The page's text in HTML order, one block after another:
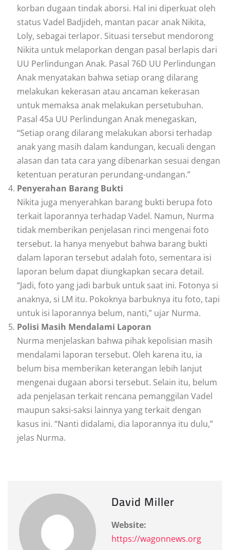
korban dugaan tindak aborsi. Hal ini diperkuat oleh
status Vadel Badjideh, mantan pacar anak Nikita,
Loly, sebagai terlapor. Situasi tersebut mendorong
Nikita untuk melaporkan dengan pasal berlapis dari
UU Perlindungan Anak. Pasal 76D UU Perlindungan
Anak menyatakan bahwa setiap orang dilarang
melakukan kekerasan atau ancaman kekerasan
untuk memaksa anak melakukan persetubuhan.
Pasal 45a UU Perlindungan Anak menegaskan,
“Setiap orang dilarang melakukan aborsi terhadap
anak yang masih dalam kandungan, kecuali dengan
alasan dan tata cara yang dibenarkan sesuai dengan
ketentuan peraturan perundang-undangan.”
Penyerahan Barang Bukti
Nikita juga menyerahkan barang bukti berupa foto
terkait laporannya terhadap Vadel. Namun, Nurma
tidak memberikan penjelasan rinci mengenai foto
tersebut. Ia hanya menyebut bahwa barang bukti
dalam laporan tersebut adalah foto, sementara isi
laporan belum dapat diungkapkan secara detail.
“Jadi, foto yang jadi barbuk untuk saat ini. Fotonya si
anaknya, si LM itu. Pokoknya barbuknya itu foto, tapi
untuk isi laporannya belum, nanti,” ujar Nurma.
Polisi Masih Mendalami Laporan
Nurma menjelaskan bahwa pihak kepolisian masih
mendalami laporan tersebut. Oleh karena itu, ia
belum bisa memberikan keterangan lebih lanjut
mengenai dugaan aborsi tersebut. Selain itu, belum
ada penjelasan terkait rencana pemanggilan Vadel
maupun saksi-saksi lainnya yang terkait dengan
kasus ini. “Nanti didalami, dia laporannya itu dulu,”
jelas Nurma.
David Miller
Website:
https://wagonnews.org